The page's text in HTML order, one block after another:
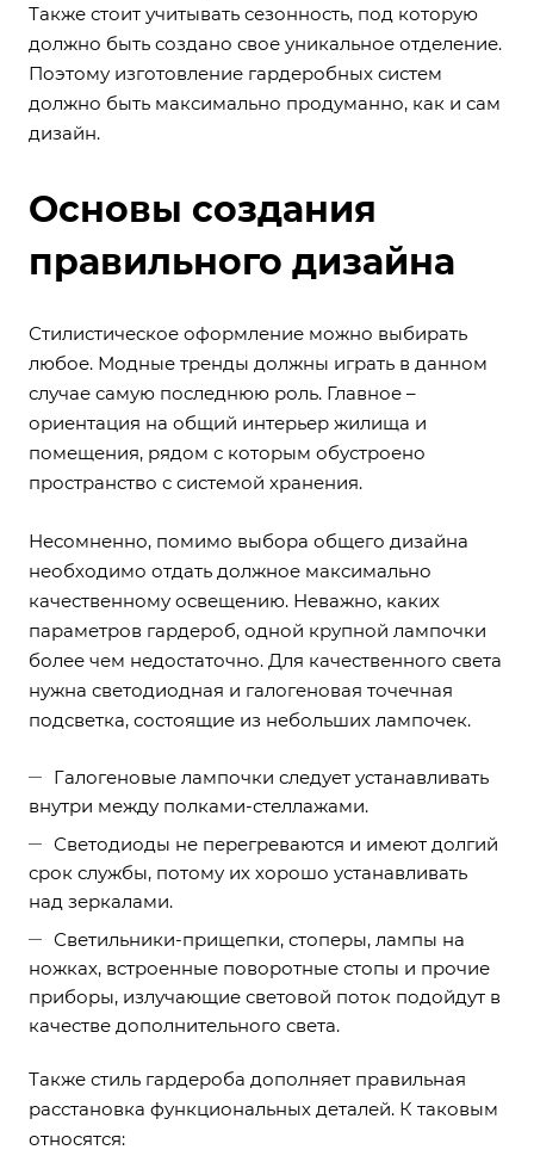
Также стоит учитывать сезонность, под которую
должно быть создано свое уникальное отделение.
Поэтому изготовление гардеробных систем
должно быть максимально продуманно, как и сам
дизайн.
Основы создания
правильного дизайна
Стилистическое оформление можно выбирать
любое. Модные тренды должны играть в данном
случае самую последнюю роль. Главное –
ориентация на общий интерьер жилища и
помещения, рядом с которым обустроено
пространство с системой хранения.
Несомненно, помимо выбора общего дизайна
необходимо отдать должное максимально
качественному освещению. Неважно, каких
параметров гардероб, одной крупной лампочки
более чем недостаточно. Для качественного света
нужна светодиодная и галогеновая точечная
подсветка, состоящие из небольших лампочек.
Галогеновые лампочки следует устанавливать
внутри между полками-стеллажами.
Светодиоды не перегреваются и имеют долгий
срок службы, потому их хорошо устанавливать
над зеркалами.
Светильники-прищепки, стоперы, лампы на
ножках, встроенные поворотные стопы и прочие
приборы, излучающие световой поток подойдут в
качестве дополнительного света.
Также стиль гардероба дополняет правильная
расстановка функциональных деталей. К таковым
относятся: